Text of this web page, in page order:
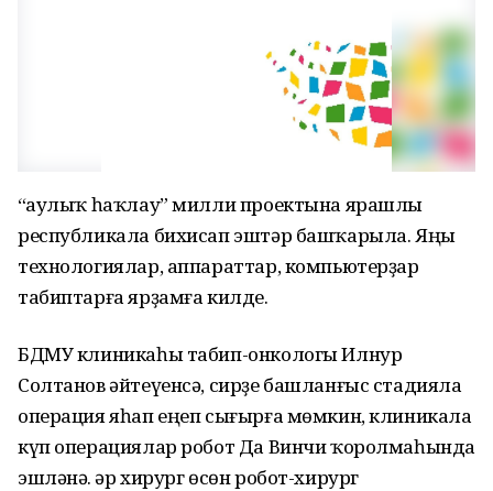
“Һаулыҡ һаҡлау” милли проектына ярашлы
республикала бихисап эштәр башҡарыла. Яңы
технологиялар, аппараттар, компьютерҙар
табиптарға ярҙамға килде.
БДМУ клиникаһы табип-онкологы Илнур
Солтанов әйтеүенсә, сирҙе башланғыс стадияла
операция яһап еңеп сығырға мөмкин, клиникала
күп операциялар робот Да Винчи ҡоролмаһында
эшләнә. Һәр хирург өсөн робот-хирург